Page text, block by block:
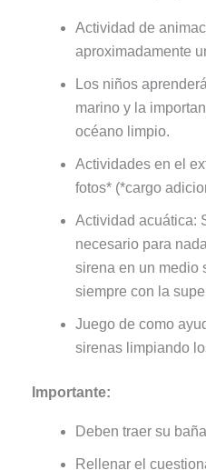
Actividad de
aproximadamente
Los niños
marino y la
océano limpio.
Actividades en el
fotos* (*cargo
Actividad acuática:
necesario para
sirena en un medio
siempre con la
Juego de como
sirenas limpiando
Importante:
Deben traer su
Rellenar el